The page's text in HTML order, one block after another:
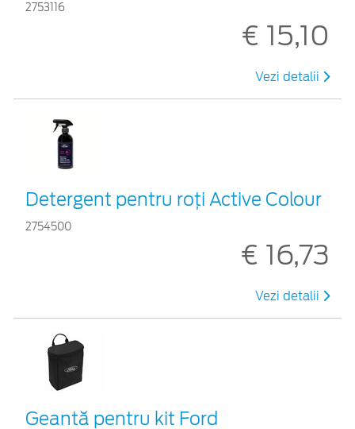
2753116
€ 15,10
Vezi detalii
Detergent pentru roți Active Colour
2754500
€ 16,73
Vezi detalii
Geantă pentru kit Ford